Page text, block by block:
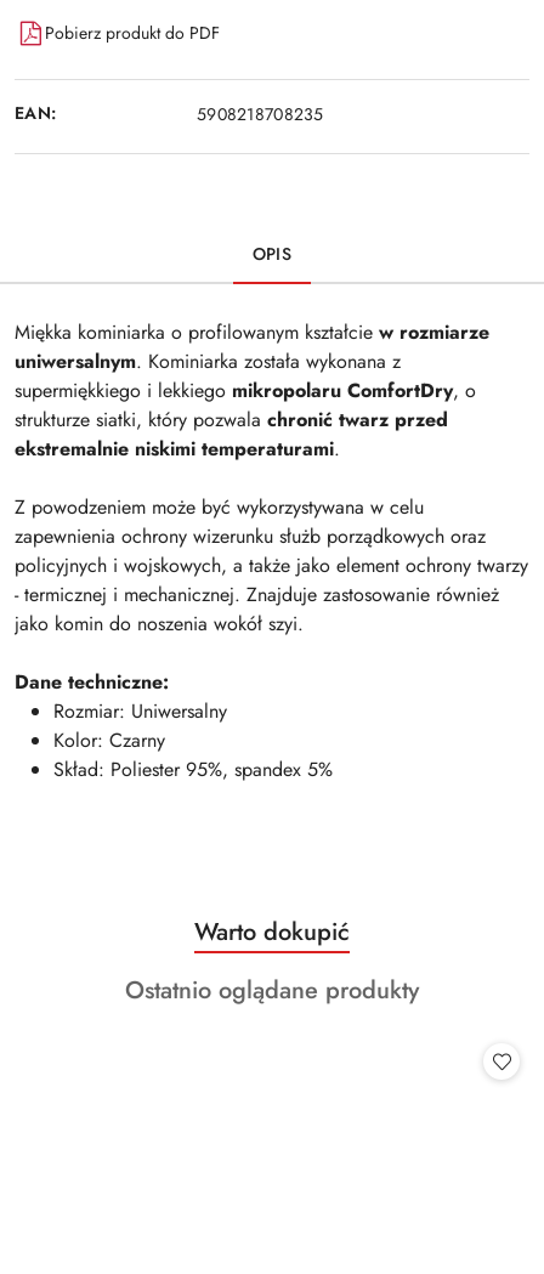
Pobierz produkt do PDF
EAN: 5908218708235
OPIS
Miękka kominiarka o profilowanym kształcie w rozmiarze
uniwersalnym. Kominiarka została wykonana z
supermiękkiego i lekkiego mikropolaru ComfortDry, o
strukturze siatki, który pozwala chronić twarz przed
ekstremalnie niskimi temperaturami.
Z powodzeniem może być wykorzystywana w celu
zapewnienia ochrony wizerunku służb porządkowych oraz
policyjnych i wojskowych, a także jako element ochrony twarzy
- termicznej i mechanicznej. Znajduje zastosowanie również
jako komin do noszenia wokół szyi.
Dane techniczne:
Rozmiar: Uniwersalny
Kolor: Czarny
Skład: Poliester 95%, spandex 5%
Pomiń karuzelę produktów
Produkty
o
statusie:
Warto dokupić
Produkty
Ostatnio oglądane produkty